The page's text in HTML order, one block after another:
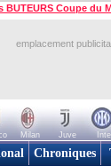
BUTEURS Coupe du
emplacement
Milan Juve
Chroniques